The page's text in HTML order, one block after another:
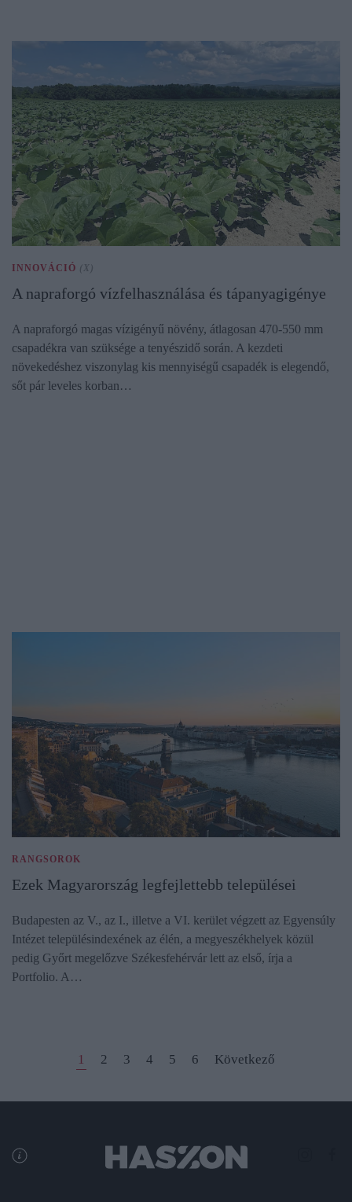
INNOVÁCIÓ (X)
A napraforgó vízfelhasználása és tápanyagigénye
A napraforgó magas vízigényű növény, átlagosan 470-550 mm
csapadékra van szüksége a tenyészidő során. A kezdeti
növekedéshez viszonylag kis mennyiségű csapadék is elegendő,
sőt pár leveles korban…
RANGSOROK
Ezek Magyarország legfejlettebb települései
Budapesten az V., az I., illetve a VI. kerület végzett az Egyensúly
Intézet településindexének az élén, a megyeszékhelyek közül
pedig Győrt megelőzve Székesfehérvár lett az első, írja a
Portfolio. A…
1 2 3 4 5 6 Következő